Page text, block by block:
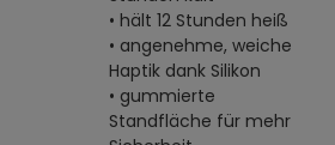
• hält 12 Stunden heiß
• angenehme, weiche
Haptik dank Silikon
• gummierte
Standfläche für mehr